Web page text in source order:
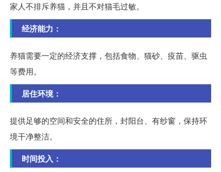
家人不排斥养猫，并且不对猫毛过敏。
经济能力：
养猫需要一定的经济支撑，包括食物、猫砂、疫苗、驱虫
等费用。
居住环境：
提供足够的空间和安全的住所，封阳台、有纱窗，保持环
境干净整洁。
时间投入：